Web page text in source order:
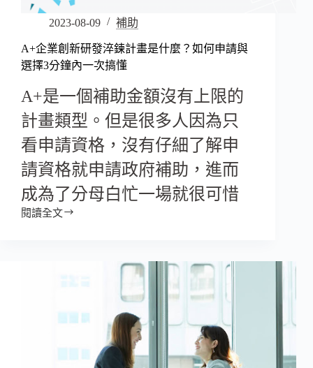
2023-08-09 補助
A+企業創新研發淬鍊計畫是什麼？如何申請與
選擇3分鐘內一次搞懂
A+是一個補助金額沒有上限的
計畫類型。但是很多人因為只
看申請資格，沒有仔細了解申
請資格就申請政府補助，進而
成為了分母白忙一場就很可惜
閱讀全文